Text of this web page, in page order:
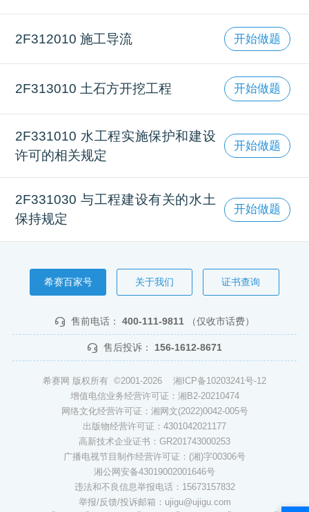
2F312010 施工导流 开始做题
2F313010 土石方开挖工程 开始做题
2F331010 水工程实施保护和建设
许可的相关规定
开始做题
2F331030 与工程建设有关的水土
保持规定
开始做题
希赛百家号 关于我们 证书查询
售前电话： 400-111-9811 （仅收市话费）
售后投诉： 156-1612-8671
希赛网 版权所有 ©2001-2026 湘ICP备10203241号-12
增值电信业务经营许可证：湘B2-20210474
网络文化经营许可证：湘网文(2022)0042-005号
出版物经营许可证：4301042021177
高新技术企业证书：GR201743000253
广播电视节目制作经营许可证：(湘)字00306号
湘公网安备43019002001646号
违法和不良信息举报电话：15673157832
举报/反馈/投诉邮箱：ujigu@ujigu.com